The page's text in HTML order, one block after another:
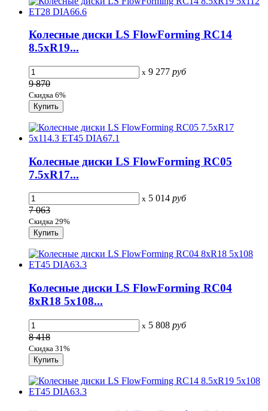
Колесные диски LS FlowForming RC14
8.5xR19...
x 9 277 руб
9 870
Скидка 6%
Колесные диски LS FlowForming RC05
7.5xR17...
x 5 014 руб
7 063
Скидка 29%
Колесные диски LS FlowForming RC04
8xR18 5x108...
x 5 808 руб
8 418
Скидка 31%